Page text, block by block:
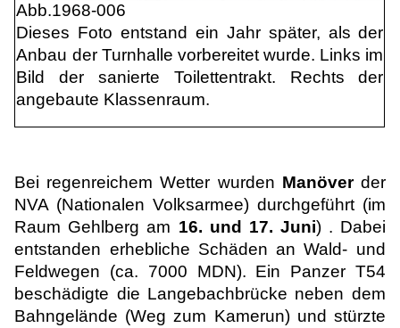
Abb.1968-006
Dieses Foto entstand ein Jahr später, als der
Anbau der Turnhalle vorbereitet wurde. Links im
Bild der sanierte Toilettentrakt. Rechts der
angebaute Klassenraum.
Bei regenreichem Wetter wurden Manöverder
NVA (Nationalen Volksarmee) durchgeführt (im
Raum Gehlberg am 16. und 17. Juni) . Dabei
entstanden erhebliche Schäden an Wald- und
Feldwegen (ca. 7000 MDN). Ein Panzer T54
beschädigte die Langebachbrücke neben dem
Bahngelände (Weg zum Kamerun) und stürzte